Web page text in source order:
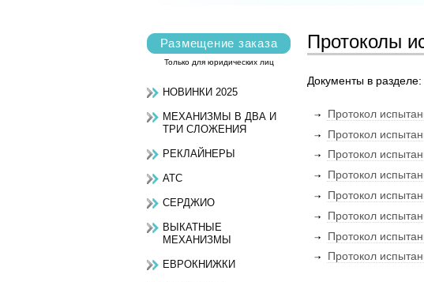
Размещение заказа
Только для юридических лиц
НОВИНКИ 2025
МЕХАНИЗМЫ В ДВА И
ТРИ СЛОЖЕНИЯ
РЕКЛАЙНЕРЫ
АТС
СЕРДЖИО
ВЫКАТНЫЕ
МЕХАНИЗМЫ
ЕВРОКНИЖКИ
Протоколы
Документы в разделе:
Протокол
Протокол
Протокол
Протокол
Протокол
Протокол
Протокол
Протокол